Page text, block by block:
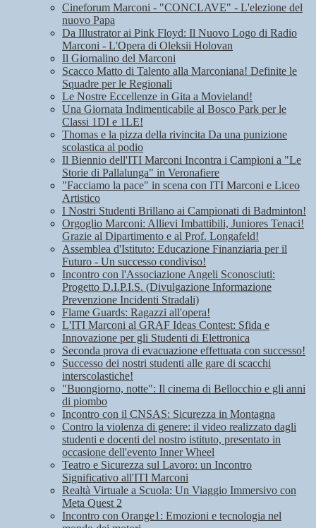
Cineforum Marconi - "CONCLAVE" - L'elezione del
nuovo Papa
Da Illustrator ai Pink Floyd: Il Nuovo Logo di Radio
Marconi - L'Opera di Oleksii Holovan
Il Giornalino del Marconi
Scacco Matto di Talento alla Marconiana! Definite le
Squadre per le Regionali
Le Nostre Eccellenze in Gita a Movieland!
Una Giornata Indimenticabile al Bosco Park per le
Classi 1DI e 1LE!
Thomas e la pizza della rivincita Da una punizione
scolastica al podio
Il Biennio dell'ITI Marconi Incontra i Campioni a "Le
Storie di Pallalunga" in Veronafiere
"Facciamo la pace" in scena con ITI Marconi e Liceo
Artistico
I Nostri Studenti Brillano ai Campionati di Badminton!
Orgoglio Marconi: Allievi Imbattibili, Juniores Tenaci!
Grazie al Dipartimento e al Prof. Longafeld!
Assemblea d'Istituto: Educazione Finanziaria per il
Futuro - Un successo condiviso!
Incontro con l'Associazione Angeli Sconosciuti:
Progetto D.I.P.I.S. (Divulgazione Informazione
Prevenzione Incidenti Stradali)
Flame Guards: Ragazzi all'opera!
L'ITI Marconi al GRAF Ideas Contest: Sfida e
Innovazione per gli Studenti di Elettronica
Seconda prova di evacuazione effettuata con successo!
Successo dei nostri studenti alle gare di scacchi
interscolastiche!
"Buongiorno, notte": Il cinema di Bellocchio e gli anni
di piombo
Incontro con il CNSAS: Sicurezza in Montagna
Contro la violenza di genere: il video realizzato dagli
studenti e docenti del nostro istituto, presentato in
occasione dell'evento Inner Wheel
Teatro e Sicurezza sul Lavoro: un Incontro
Significativo all'ITI Marconi
Realtà Virtuale a Scuola: Un Viaggio Immersivo con
Meta Quest 2
Incontro con Orange1: Emozioni e tecnologia nel